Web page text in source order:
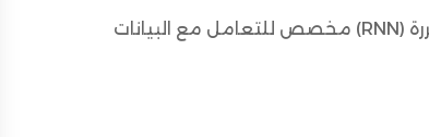
نوع من الشبكات العصبية المتكررة (RNN) مخصص للتعامل مع البيانات